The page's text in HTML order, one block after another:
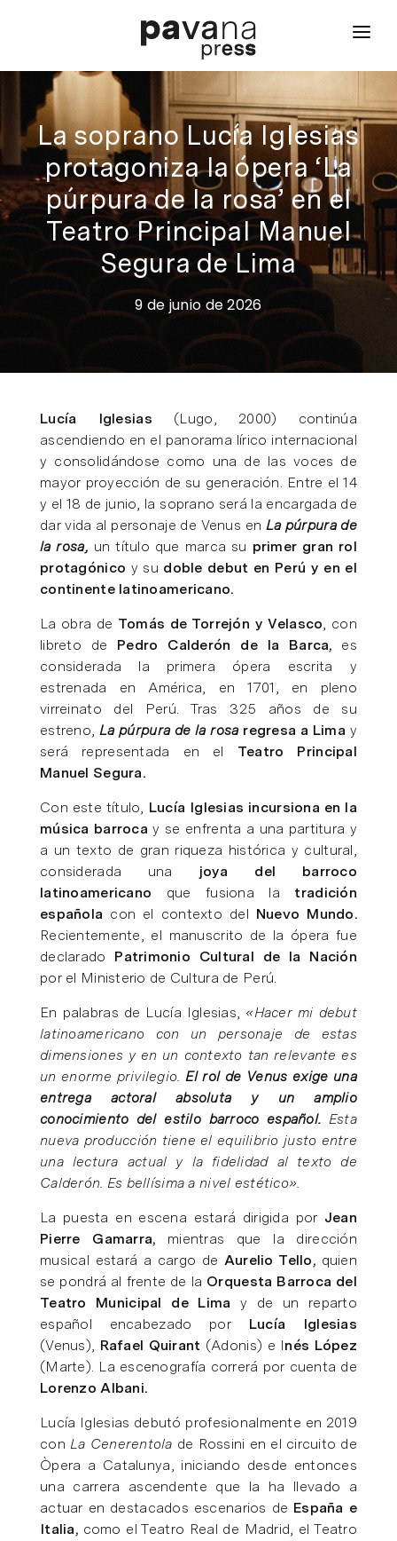
inicio
qué hacemos
proyectos
noticias
contacto
La soprano Lucía Iglesias
protagoniza la ópera ‘La
púrpura de la rosa’ en el
Teatro Principal Manuel
Segura de Lima
9 de junio de 2026
Lucía Iglesias (Lugo, 2000) continúa
ascendiendo en el panorama lírico internacional
y consolidándose como una de las voces de
mayor proyección de su generación. Entre el 14
y el 18 de junio, la soprano será la encargada de
dar vida al personaje de Venus en La púrpura de
la rosa, un título que marca su primer gran rol
protagónico y su doble debut en Perú y en el
continente latinoamericano.
La obra de Tomás de Torrejón y Velasco, con
libreto de Pedro Calderón de la Barca, es
considerada la primera ópera escrita y
estrenada en América, en 1701, en pleno
virreinato del Perú. Tras 325 años de su
estreno, La púrpura de la rosa regresa a Lima y
será representada en el Teatro Principal
Manuel Segura.
Con este título, Lucía Iglesias incursiona en la
música barroca y se enfrenta a una partitura y
a un texto de gran riqueza histórica y cultural,
considerada una joya del barroco
latinoamericano que fusiona la tradición
española con el contexto del Nuevo Mundo.
Recientemente, el manuscrito de la ópera fue
declarado Patrimonio Cultural de la Nación
por el Ministerio de Cultura de Perú.
En palabras de Lucía Iglesias, «Hacer mi debut
latinoamericano con un personaje de estas
dimensiones y en un contexto tan relevante es
un enorme privilegio.El rol de Venus exige una
entrega actoral absoluta y un amplio
conocimiento del estilo barroco español. Esta
nueva producción tiene el equilibrio justo entre
una lectura actual y la fidelidad al texto de
Calderón. Es bellísima a nivel estético».
La puesta en escena estará dirigida por Jean
Pierre Gamarra, mientras que la dirección
musical estará a cargo de Aurelio Tello, quien
se pondrá al frente de la Orquesta Barroca del
Teatro Municipal de Lima y de un reparto
español encabezado por Lucía Iglesias
(Venus), Rafael Quirant (Adonis) e Inés López
(Marte). La escenografía correrá por cuenta de
Lorenzo Albani.
Lucía Iglesias debutó profesionalmente en 2019
con La Cenerentola de Rossini en el circuito de
Òpera a Catalunya, iniciando desde entonces
una carrera ascendente que la ha llevado a
actuar en destacados escenarios de España e
Italia,como el Teatro Real de Madrid, el Teatro